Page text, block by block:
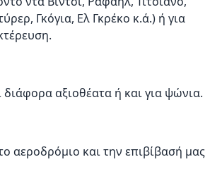
Γκόγια, Ελ Γκρέκο κ.ά.) ή για
διάφορα αξιοθέατα ή και για ψώνια.
αεροδρόμιο και την επιβίβασή μας